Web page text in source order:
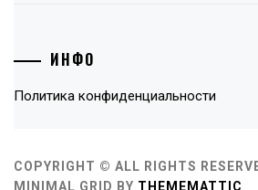
ИНФО
Политика конфиденциальности
COPYRIGHT © ALL RIGHTS
MINIMAL GRID BY THEMEMATTIC